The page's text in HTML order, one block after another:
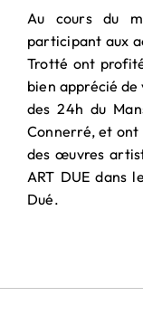
Au cours du
participant aux
Trotté ont
bien apprécié
des 24h du
Connerré, et ont
des œuvres
ART DUE dans
Dué.